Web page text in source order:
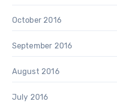
October 2016
September 2016
August 2016
July 2016